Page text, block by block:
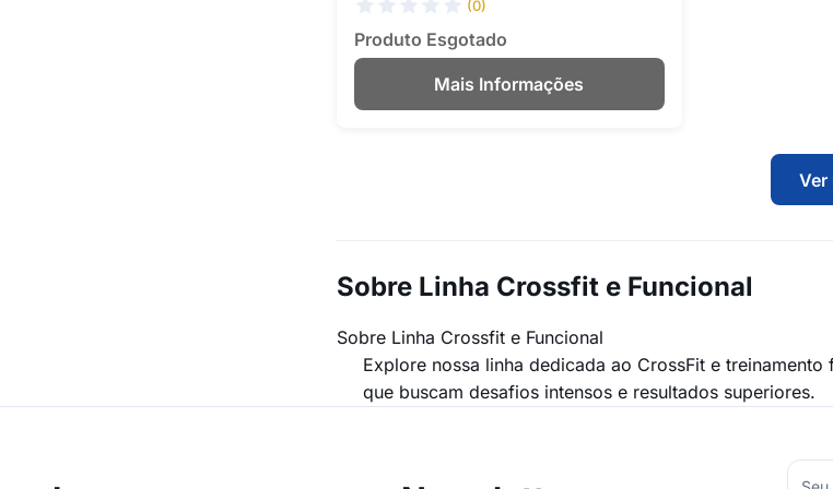
(0)
Produto Esgotado
Mais Informações
Ver
Sobre Linha Crossfit e Funcional
Sobre Linha Crossfit e Funcional
Explore nossa linha dedicada ao CrossFit e
que buscam desafios intensos e resultados superiores.